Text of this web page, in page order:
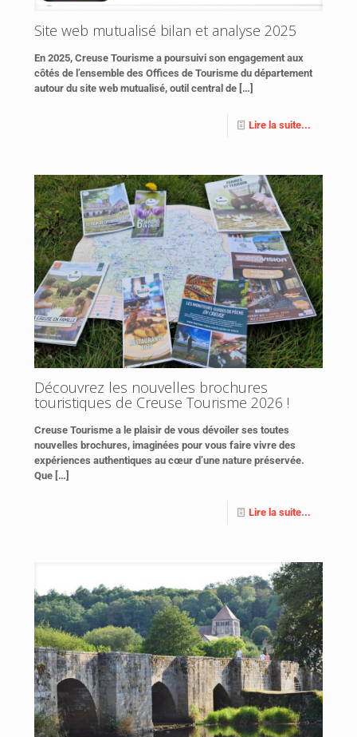
Site web mutualisé bilan et analyse 2025
En 2025, Creuse Tourisme a poursuivi son engagement aux
côtés de l’ensemble des Offices de Tourisme du département
autour du site web mutualisé, outil central de […]
Lire la suite...
Découvrez les nouvelles brochures
touristiques de Creuse Tourisme 2026 !
Creuse Tourisme a le plaisir de vous dévoiler ses toutes
nouvelles brochures, imaginées pour vous faire vivre des
expériences authentiques au cœur d’une nature préservée.
Que […]
Lire la suite...